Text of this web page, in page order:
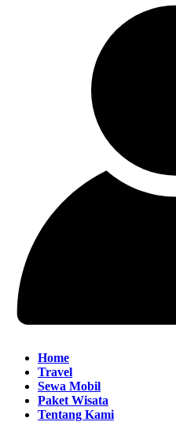
Home
Travel
Sewa Mobil
Paket Wisata
Tentang Kami